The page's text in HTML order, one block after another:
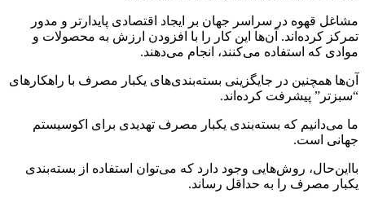
مشاغل قهوه در سراسر جهان بر ایجاد اقتصادی پایدارتر و مدور
تمرکز کرده‌اند. آن‌ها این کار را با افزودن ارزش به محصولات و
موادی که استفاده می‌کنند، انجام می‌دهند.
آن‌ها همچنین در جایگزینی بسته‌بندی‌های یکبار مصرف با راهکارهای
“سبزتر” پیشرفت کرده‌اند.
ما می‌دانیم که بسته‌بندی یکبار مصرف تهدیدی برای اکوسیستم
جهانی است.
بااین‌حال، روش‌هایی وجود دارد که می‌توان استفاده از بسته‌بندی
یکبار مصرف را به حداقل رساند.